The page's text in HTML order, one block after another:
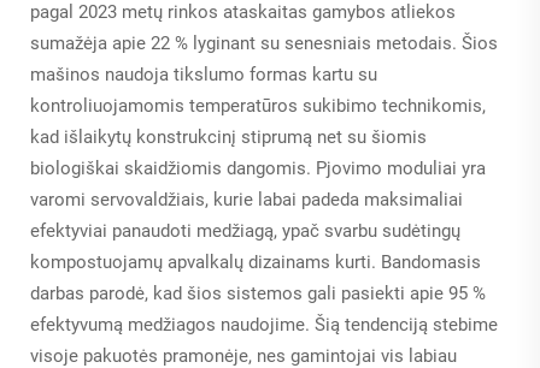
pagal 2023 metų rinkos ataskaitas gamybos atliekos
sumažėja apie 22 % lyginant su senesniais metodais. Šios
mašinos naudoja tikslumo formas kartu su
kontroliuojamomis temperatūros sukibimo technikomis,
kad išlaikytų konstrukcinį stiprumą net su šiomis
biologiškai skaidžiomis dangomis. Pjovimo moduliai yra
varomi servovaldžiais, kurie labai padeda maksimaliai
efektyviai panaudoti medžiagą, ypač svarbu sudėtingų
kompostuojamų apvalkalų dizainams kurti. Bandomasis
darbas parodė, kad šios sistemos gali pasiekti apie 95 %
efektyvumą medžiagos naudojime. Šią tendenciją stebime
visoje pakuotės pramonėje, nes gamintojai vis labiau